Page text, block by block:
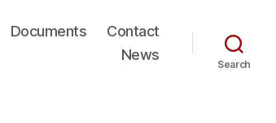
Documents
Contact
News
Search